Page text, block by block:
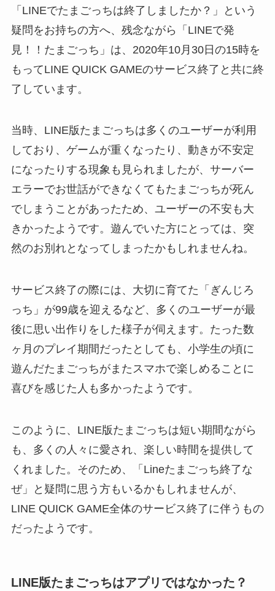
「LINEでたまごっちは終了しましたか？」という
疑問をお持ちの方へ、残念ながら「LINEで発
見！！たまごっち」は、2020年10月30日の15時を
もってLINE QUICK GAMEのサービス終了と共に終
了しています。
当時、LINE版たまごっちは多くのユーザーが利用
しており、ゲームが重くなったり、動きが不安定
になったりする現象も見られましたが、サーバー
エラーでお世話ができなくてもたまごっちが死ん
でしまうことがあったため、ユーザーの不安も大
きかったようです。遊んでいた方にとっては、突
然のお別れとなってしまったかもしれませんね。
サービス終了の際には、大切に育てた「ぎんじろ
っち」が99歳を迎えるなど、多くのユーザーが最
後に思い出作りをした様子が伺えます。たった数
ヶ月のプレイ期間だったとしても、小学生の頃に
遊んだたまごっちがまたスマホで楽しめることに
喜びを感じた人も多かったようです。
このように、LINE版たまごっちは短い期間ながら
も、多くの人々に愛され、楽しい時間を提供して
くれました。そのため、「Lineたまごっち終了な
ぜ」と疑問に思う方もいるかもしれませんが、
LINE QUICK GAME全体のサービス終了に伴うもの
だったようです。
LINE版たまごっちはアプリではなかった？